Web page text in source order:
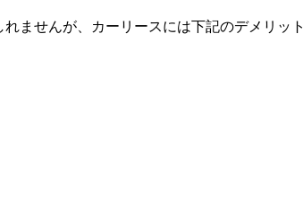
ませんが、カーリースには下記のデメリット